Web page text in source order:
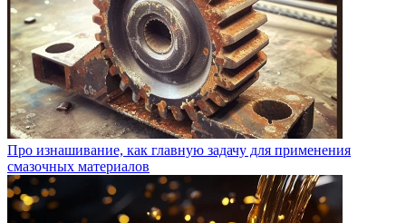
Про изнашивание, как главную задачу для применения
смазочных материалов